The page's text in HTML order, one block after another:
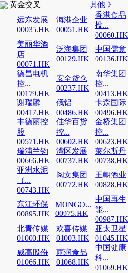
黄金交叉
其他 》
远东发展
00035.HK
海港企业
00051.HK
香港食品
投...
00060.HK
美丽华酒
店
00071.HK
泛海集团
00129.HK
中国儒意
00136.HK
德昌电机
控...
00179.HK
安全货仓
00237.HK
南华集团
控...
00413.HK
谢瑞麟
00417.HK
俄铝
00486.HK
卡森国际
00496.HK
丰德丽控
股
00571.HK
佳华百货
控...
00602.HK
金桥集团
控...
00623.HK
瑞浦兰钧
00666.HK
湾区发展
00737.HK
莱尔斯丹
00738.HK
亚洲水泥
（...
00743.HK
阅文集团
00772.HK
王朝酒业
00828.HK
东江环保
00895.HK
MONGO...
00975.HK
中国再生
能...
00987.HK
北青传媒
01000.HK
欢喜传媒
01003.HK
亚太卫星
01045.HK
威高股份
01066.HK
雨润食品
01068.HK
中国健康
科...
01069.HK